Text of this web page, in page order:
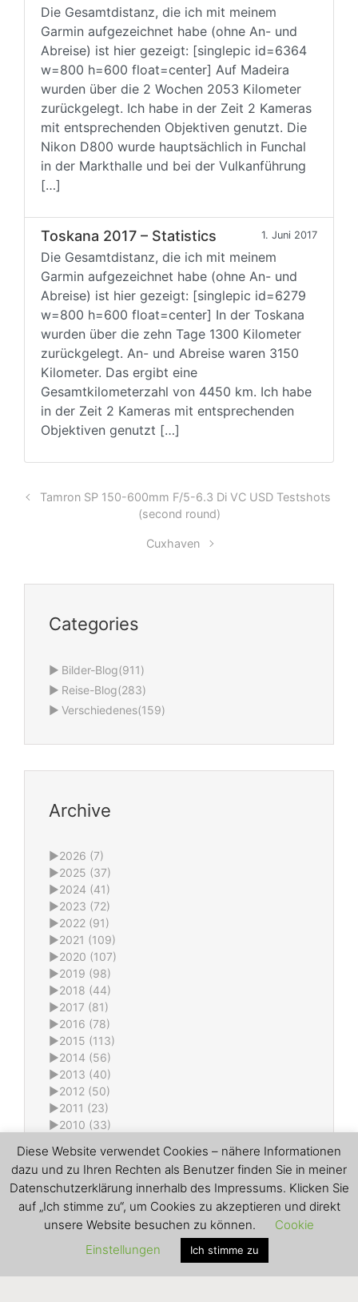
Die Gesamtdistanz, die ich mit meinem
Garmin aufgezeichnet habe (ohne An- und
Abreise) ist hier gezeigt: [singlepic id=6364
w=800 h=600 float=center] Auf Madeira
wurden über die 2 Wochen 2053 Kilometer
zurückgelegt. Ich habe in der Zeit 2 Kameras
mit entsprechenden Objektiven genutzt. Die
Nikon D800 wurde hauptsächlich in Funchal
in der Markthalle und bei der Vulkanführung
[…]
Toskana 2017 – Statistics 1. Juni 2017
Die Gesamtdistanz, die ich mit meinem
Garmin aufgezeichnet habe (ohne An- und
Abreise) ist hier gezeigt: [singlepic id=6279
w=800 h=600 float=center] In der Toskana
wurden über die zehn Tage 1300 Kilometer
zurückgelegt. An- und Abreise waren 3150
Kilometer. Das ergibt eine
Gesamtkilometerzahl von 4450 km. Ich habe
in der Zeit 2 Kameras mit entsprechenden
Objektiven genutzt […]
Tamron SP 150-600mm F/5-6.3 Di VC USD Testshots
(second round)
Cuxhaven
Categories
► Bilder-Blog(911)
► Reise-Blog(283)
► Verschiedenes(159)
Archive
►2026 (7)
►2025 (37)
►2024 (41)
►2023 (72)
►2022 (91)
►2021 (109)
►2020 (107)
►2019 (98)
►2018 (44)
►2017 (81)
►2016 (78)
►2015 (113)
►2014 (56)
►2013 (40)
►2012 (50)
►2011 (23)
►2010 (33)
►2008 (22)
►2007 (7)
►2006 (2)
All content © Ralf Karpa (using evolve
theme by
Theme4Press • Powered byWordPress)
Diese Website verwendet Cookies – nähere Informationen
dazu und zu Ihren Rechten als Benutzer finden Sie in meiner
Datenschutzerklärung innerhalb des Impressums. Klicken Sie
auf „Ich stimme zu“, um Cookies zu akzeptieren und direkt
unsere Website besuchen zu können.
Cookie
Einstellungen
Ich stimme zu